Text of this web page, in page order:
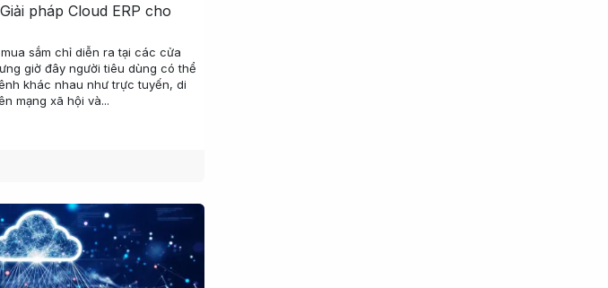
pháp Cloud ERP cho
sắm chỉ diễn ra tại các cửa
giờ đây người tiêu dùng có thể
khác nhau như trực tuyến, di
mạng xã hội và...